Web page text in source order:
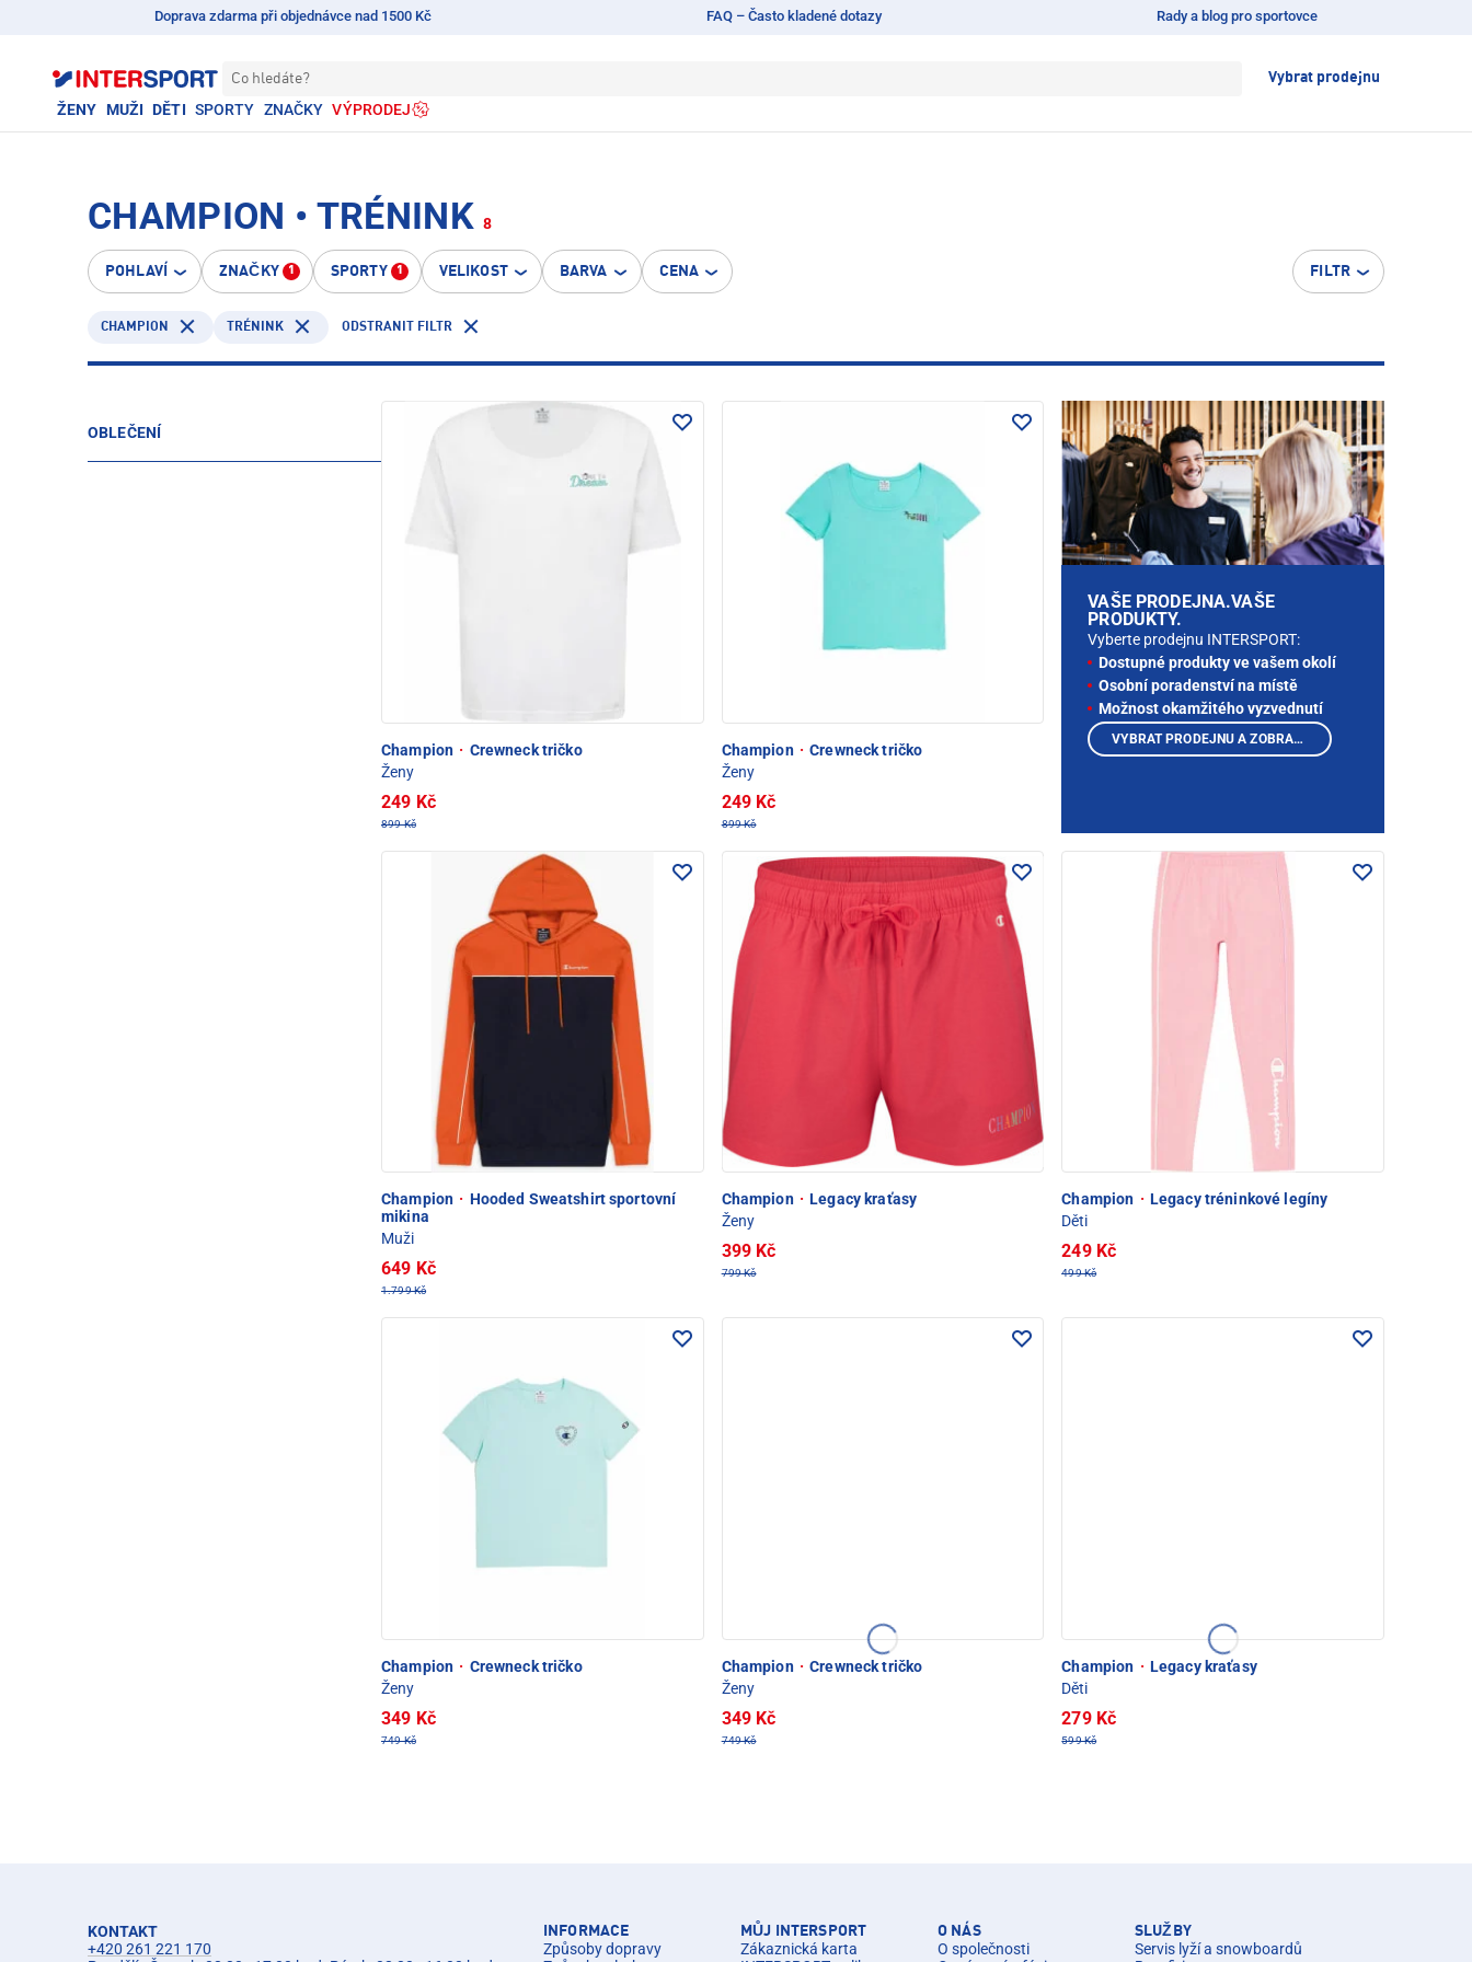
Doprava zdarma při objednávce nad 1500 Kč FAQ – Často kladené dotazy Rady a blog pro sportovce
Co hledáte? Vybrat prodejnu
ŽENY MUŽI DĚTI SPORTY ZNAČKY VÝPRODEJ
CHAMPION • TRÉNINK 8
POHLAVÍ ZNAČKY 1 SPORTY 1 VELIKOST BARVA CENA FILTR
CHAMPION TRÉNINK ODSTRANIT FILTR
OBLEČENÍ
Champion · Crewneck tričko
Ženy
249 Kč
899 Kč
Champion · Crewneck tričko
Ženy
249 Kč
899 Kč
Champion · Hooded Sweatshirt sportovní
mikina
Muži
649 Kč
1.799 Kč
Champion · Legacy kraťasy
Ženy
399 Kč
799 Kč
Champion · Legacy tréninkové legíny
Děti
249 Kč
499 Kč
Champion · Crewneck tričko
Ženy
349 Kč
749 Kč
Champion · Crewneck tričko
Ženy
349 Kč
749 Kč
Champion · Legacy kraťasy
Děti
279 Kč
599 Kč
VAŠE PRODEJNA.VAŠE
PRODUKTY.
Vyberte prodejnu INTERSPORT:
Dostupné produkty ve vašem okolí
Osobní poradenství na místě
Možnost okamžitého vyzvednutí
VYBRAT PRODEJNU A ZOBRAZIT PRODUKTY
KONTAKT
+420 261 221 170
INFORMACE
Způsoby dopravy
MŮJ INTERSPORT
Zákaznická karta
O NÁS
O společnosti
SLUŽBY
Servis lyží a snowboardů